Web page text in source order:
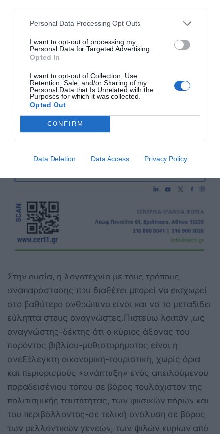
Personal Data Processing Opt Outs
I want to opt-out of processing my
Personal Data for Targeted Advertising.
Opted In
I want to opt-out of Collection, Use,
Retention, Sale, and/or Sharing of my
Personal Data that Is Unrelated with the
Purposes for which it was collected.
Opted Out
CONFIRM
Data Deletion Data Access Privacy Policy
κοινωνίας στις ευρύτερες και βαθύτερες
διαστάσεις της.
Στην ουσία, η λογοτεχνία με τους τρόπους
αναπαράστασης που διαθέτει μπορεί να εισχωρεί
στο βαθύτερο ανθρώπινο είναι και να το μεταδίδει
εύληπτα στους αναγνώστες.Πιστεύω λοιπόν ,ως
αναγνώστης-δέκτης ότι ο κύριος άξονας του
παρόντος βιβλίου-μυθιστορήματος είναι η
ανεξέλεγκτη οικονομική-τουριστική, χωρίς όρια
και περιορισμούς «ανάπτυξη» ενός απειλούμενου
παραδεισένιου τόπου σε βάρος τουλάχιστον της
πολιτισμικής ταυτότητας, των φυσικών πόρων και
του περιβάλλοντος-σε τελική ανάλυση σε βάρος
των μελλοντικών γενεών, των ψιλών κυρίων από